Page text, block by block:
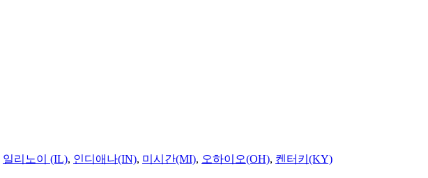
일리노이 (IL), 인디애나(IN), 미시간(MI), 오하이오(OH), 켄터키(KY)